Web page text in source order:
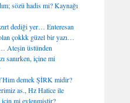
sözü hadis mi? Kaynağı
dediği yer… Enteresan
çokkk güzel bir yazı…
Ateşin üstünden
sanırken, içine mi
demek ŞİRK midir?
as., Hz Hatice ile
mi evlenmiştir?